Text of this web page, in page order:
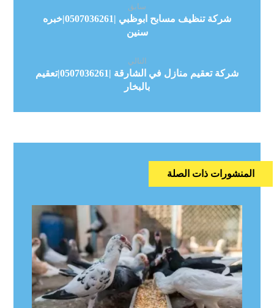
سابق
شركة تنظيف مسابح ابوظبي |0507036261|خبره
سنين
التالي
شركة تعقيم منازل في الشارقة |0507036261|تعقيم
بالبخار
المنشورات ذات الصلة